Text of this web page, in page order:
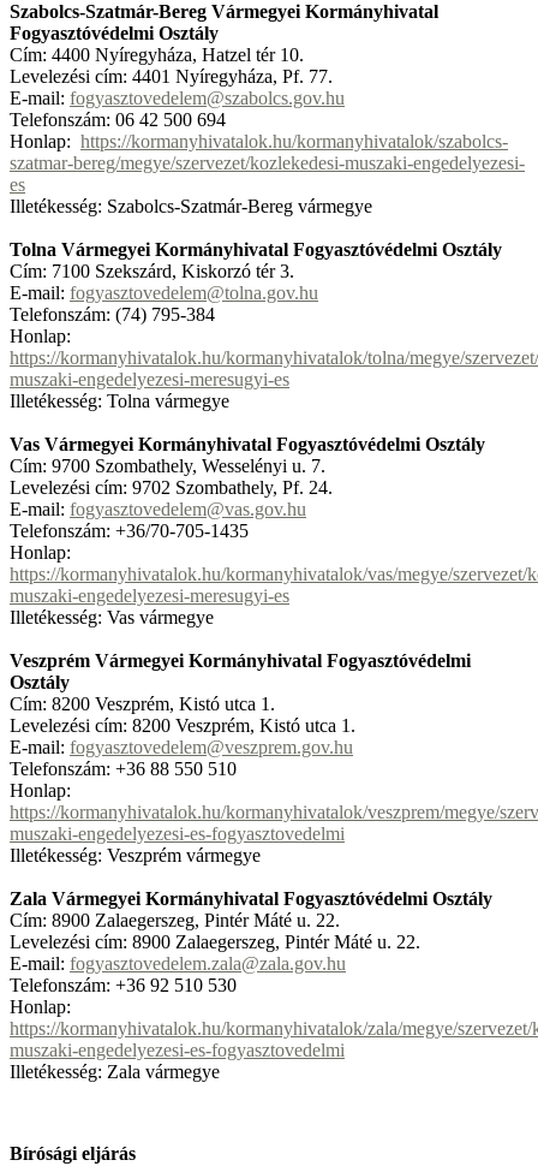
Szabolcs-Szatmár-Bereg Vármegyei Kormányhivatal
Fogyasztóvédelmi Osztály
Cím: 4400 Nyíregyháza, Hatzel tér 10.
Levelezési cím: 4401 Nyíregyháza, Pf. 77.
E-mail: fogyasztovedelem@szabolcs.gov.hu
Telefonszám: 06 42 500 694
Honlap: https://kormanyhivatalok.hu/kormanyhivatalok/szabolcs-
szatmar-bereg/megye/szervezet/kozlekedesi-muszaki-engedelyezesi-
es
Illetékesség: Szabolcs-Szatmár-Bereg vármegye
Tolna Vármegyei Kormányhivatal Fogyasztóvédelmi Osztály
Cím: 7100 Szekszárd, Kiskorzó tér 3.
E-mail: fogyasztovedelem@tolna.gov.hu
Telefonszám: (74) 795-384
Honlap:
https://kormanyhivatalok.hu/kormanyhivatalok/tolna/megye/
muszaki-engedelyezesi-meresugyi-es
Illetékesség: Tolna vármegye
Vas Vármegyei Kormányhivatal Fogyasztóvédelmi Osztály
Cím: 9700 Szombathely, Wesselényi u. 7.
Levelezési cím: 9702 Szombathely, Pf. 24.
E-mail: fogyasztovedelem@vas.gov.hu
Telefonszám: +36/70-705-1435
Honlap:
https://kormanyhivatalok.hu/kormanyhivatalok/vas/megye/szervezet/
muszaki-engedelyezesi-meresugyi-es
Illetékesség: Vas vármegye
Veszprém Vármegyei Kormányhivatal Fogyasztóvédelmi
Osztály
Cím: 8200 Veszprém, Kistó utca 1.
Levelezési cím: 8200 Veszprém, Kistó utca 1.
E-mail: fogyasztovedelem@veszprem.gov.hu
Telefonszám: +36 88 550 510
Honlap:
https://kormanyhivatalok.hu/kormanyhivatalok/veszprem/megye/
muszaki-engedelyezesi-es-fogyasztovedelmi
Illetékesség: Veszprém vármegye
Zala Vármegyei Kormányhivatal Fogyasztóvédelmi Osztály
Cím: 8900 Zalaegerszeg, Pintér Máté u. 22.
Levelezési cím: 8900 Zalaegerszeg, Pintér Máté u. 22.
E-mail: fogyasztovedelem.zala@zala.gov.hu
Telefonszám: +36 92 510 530
Honlap:
https://kormanyhivatalok.hu/kormanyhivatalok/zala/megye/szervezet/
muszaki-engedelyezesi-es-fogyasztovedelmi
Illetékesség: Zala vármegye
Bírósági eljárás